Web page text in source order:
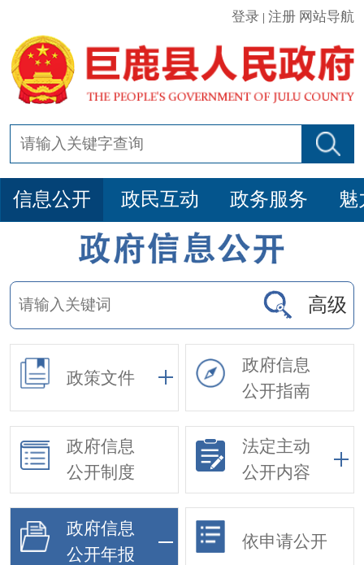
登录 |注册 网站导航
信息公开 政民互动 政务服务 魅
高级
政策文件
政府信息
公开指南
政府信息
公开制度
法定主动
公开内容
政府信息
公开年报
依申请公开